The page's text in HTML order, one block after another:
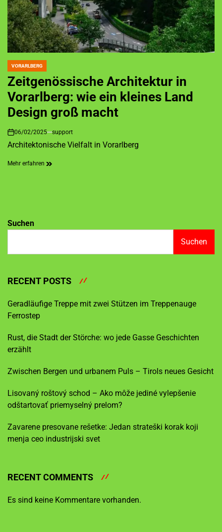
POSTED
IN
VORARLBERG
Zeitgenössische Architektur in
Vorarlberg: wie ein kleines Land
Design groß macht
on
06/02/2025 support
Architektonische Vielfalt in Vorarlberg
Mehr erfahren
Suchen
Suchen
RECENT POSTS
Geradläufige Treppe mit zwei Stützen im Treppenauge
Ferrostep
Rust, die Stadt der Störche: wo jede Gasse Geschichten
erzählt
Zwischen Bergen und urbanem Puls – Tirols neues Gesicht
Lisovaný roštový schod – Ako môže jediné vylepšenie
odštartovať priemyselný prelom?
Zavarene presovane rešetke: Jedan strateški korak koji
menja ceo industrijski svet
RECENT COMMENTS
Es sind keine Kommentare vorhanden.